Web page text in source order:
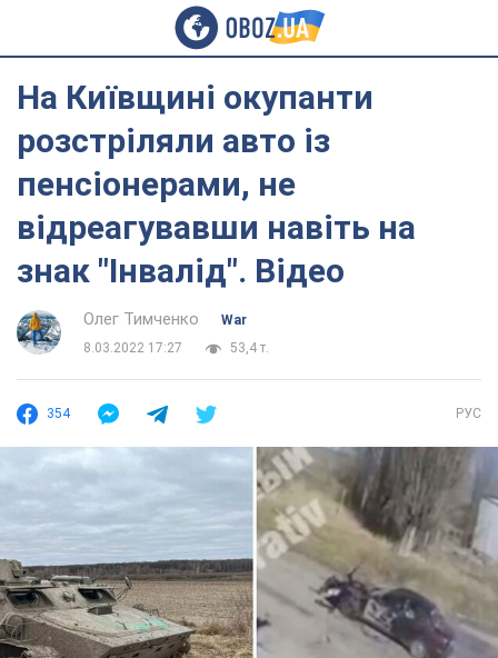
На Київщині окупанти
розстріляли авто із
пенсіонерами, не
відреагувавши навіть на
знак "Інвалід". Відео
Олег Тимченко
War
8.03.2022 17:27
53,4 т.
354 РУС